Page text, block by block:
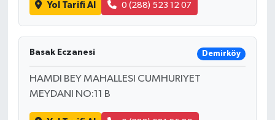
Yol Tarifi Al 0 (288) 523 12 07
Basak Eczanesi Demirköy
HAMDI BEY MAHALLESI CUMHURIYET
MEYDANI NO:11 B